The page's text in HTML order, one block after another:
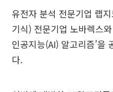
유전자 분석 전문기업 랩
기식) 전문기업 노바렉스
인공지능(AI) 알고리즘’을
다.